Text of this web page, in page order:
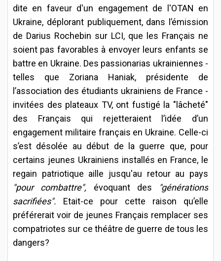
dite en faveur d'un engagement de l'OTAN en
Ukraine, déplorant publiquement, dans l’émission
de Darius Rochebin sur LCI, que les Français ne
soient pas favorables à envoyer leurs enfants se
battre en Ukraine. Des passionarias ukrainiennes -
telles que Zoriana Haniak, présidente de
l’association des étudiants ukrainiens de France -
invitées des plateaux TV, ont fustigé la "lâcheté"
des Français qui rejetteraient l’idée d’un
engagement militaire français en Ukraine. Celle-ci
s’est désolée au début de la guerre que, pour
certains jeunes Ukrainiens installés en France, le
regain patriotique aille jusqu'au retour au pays
"pour combattre", évoquant des "générations
sacrifiées". Etait-ce pour cette raison qu’elle
préférerait voir de jeunes Français remplacer ses
compatriotes sur ce théâtre de guerre de tous les
dangers?